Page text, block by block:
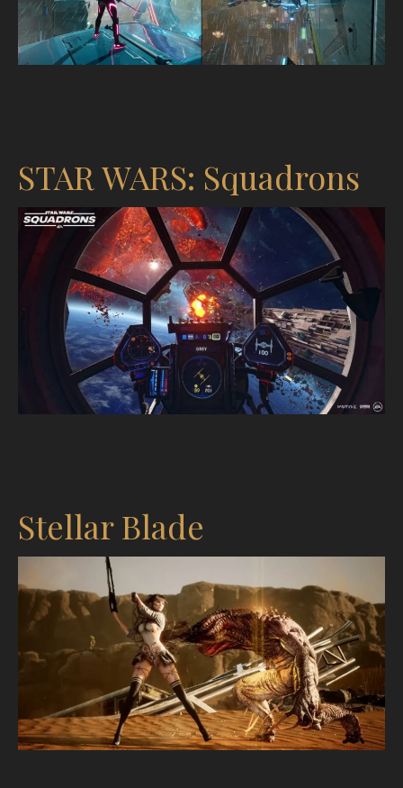
STAR WARS: Squadrons
Stellar Blade